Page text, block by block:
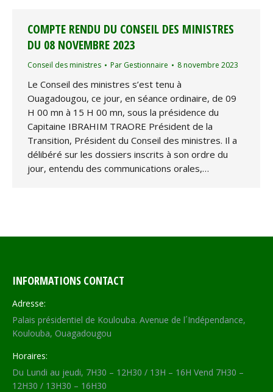
COMPTE RENDU DU CONSEIL DES MINISTRES
DU 08 NOVEMBRE 2023
Conseil des ministres Par Gestionnaire 8 novembre 2023
Le Conseil des ministres s’est tenu à
Ouagadougou, ce jour, en séance ordinaire, de 09
H 00 mn à 15 H 00 mn, sous la présidence du
Capitaine IBRAHIM TRAORE Président de la
Transition, Président du Conseil des ministres. Il a
délibéré sur les dossiers inscrits à son ordre du
jour, entendu des communications orales,…
INFORMATIONS CONTACT
Adresse:
Palais présidentiel de Koulouba. Avenue de l´Indépendance,
Koulouba, Ouagadougou
Horaires:
Du Lundi au jeudi, 7H30 – 12H30 / 13H – 16H Vend 7H30 –
12H30 / 13H30 – 16H30